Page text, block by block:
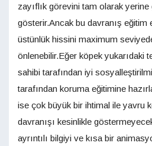
zayıflık görevini tam olarak
gösterir.Ancak bu davranış eğitim
üstünlük hissini maximum
önlenebilir.Eğer köpek yukarıdaki
sahibi tarafından iyi
tarafından koruma eğitimine
ise çok büyük bir ihtimal ile yavru
davranışı kesinlikle
ayrıntılı bilgiyi ve kısa bir